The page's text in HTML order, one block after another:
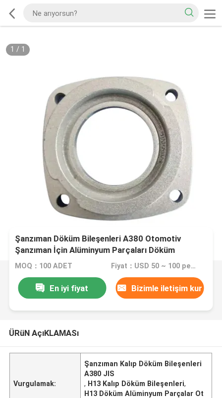
1 / 1
Şanzıman Döküm Bileşenleri A380 Otomotiv
Şanzıman İçin Alüminyum Parçaları Döküm
MOQ：100 ADET Fiyat：USD 50 ~ 100 per pc
En iyi fiyat Bizimle iletişim kur
ÜRüN AçıKLAMASı
Vurgulamak:
Şanzıman Kalıp Döküm Bileşenleri
A380 JIS
, H13 Kalıp Döküm Bileşenleri,
H13 Döküm Alüminyum Parçalar Ot